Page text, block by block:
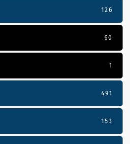
126
60
1
491
153